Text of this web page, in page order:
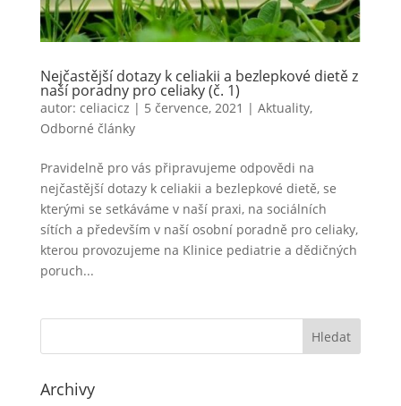
Nejčastější dotazy k celiakii a bezlepkové dietě z
naší poradny pro celiaky (č. 1)
autor: celiacicz | 5 července, 2021 | Aktuality,
Odborné články
Pravidelně pro vás připravujeme odpovědi na
nejčastější dotazy k celiakii a bezlepkové dietě, se
kterými se setkáváme v naší praxi, na sociálních
sítích a především v naší osobní poradně pro celiaky,
kterou provozujeme na Klinice pediatrie a dědičných
poruch...
Archivy